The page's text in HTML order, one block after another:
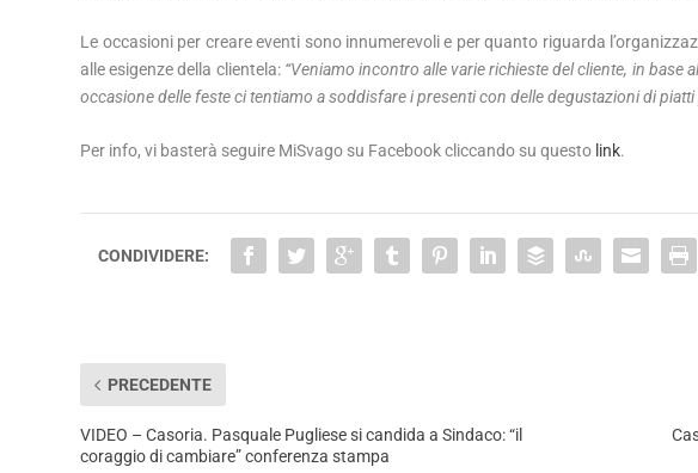
Le occasioni per creare eventi sono innumerevoli e per quanto riguarda
alle esigenze della clientela: “Veniamo incontro alle varie richieste del cliente, in base
occasione delle feste ci tentiamo a soddisfare i presenti con delle degustazioni di
Per info, vi basterà seguire MiSvago su Facebook cliccando su questo link.
CONDIVIDERE:
PRECEDENTE
VIDEO – Casoria. Pasquale Pugliese si candida a Sindaco: “il
coraggio di cambiare” conferenza stampa